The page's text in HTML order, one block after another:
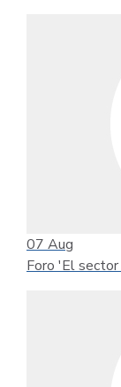
07 Aug
Foro 'El sector